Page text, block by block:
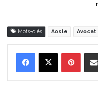
Mots-clés Aoste Avocat